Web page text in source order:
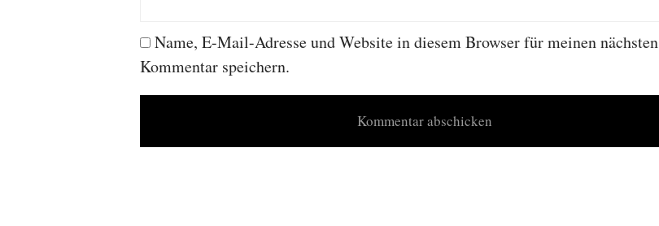
Name, E-Mail-Adresse und Website in diesem Browser für meinen nächsten
Kommentar speichern.